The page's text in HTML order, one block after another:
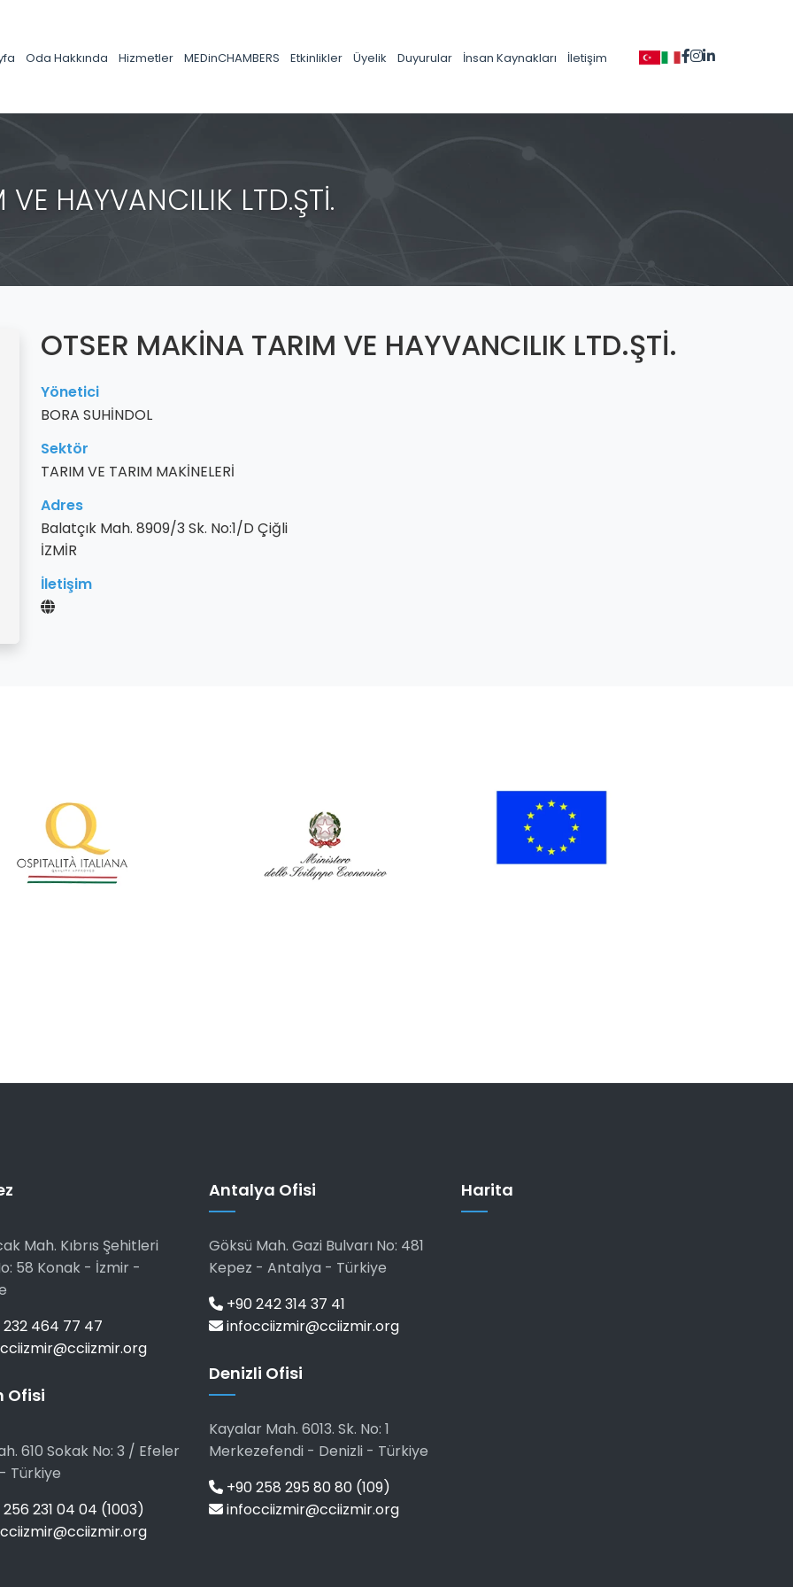
Oda Hakkında Hizmetler MEDinCHAMBERS Etkinlikler Üyelik Duyurular İnsan Kaynakları İletişim
HAYVANCILIK LTD.ŞTİ.
OTSER MAKİNA TARIM VE HAYVANCILIK LTD.ŞTİ.
Yönetici
BORA SUHİNDOL
Sektör
TARIM VE TARIM MAKİNELERİ
Adres
Balatçık Mah. 8909/3 Sk. No:1/D Çiğli
İZMİR
İletişim
Mah. Kıbrıs Şehitleri
58 Konak - İzmir -
464 77 47
Ofisi
610 Sokak No: 3 / Efeler
Türkiye
231 04 04 (1003)
Antalya Ofisi
Göksü Mah. Gazi Bulvarı No: 481
Kepez - Antalya - Türkiye
+90 242 314 37 41
infocciizmir@cciizmir.org
Denizli Ofisi
Kayalar Mah. 6013. Sk. No: 1
Merkezefendi - Denizli - Türkiye
+90 258 295 80 80 (109)
infocciizmir@cciizmir.org
Harita